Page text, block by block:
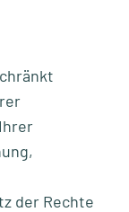
der Rechte